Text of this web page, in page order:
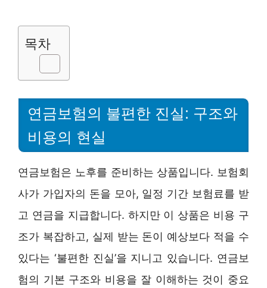
목차
연금보험의 불편한 진실: 구조와
비용의 현실
연금보험은 노후를 준비하는 상품입니다. 보험회
사가 가입자의 돈을 모아, 일정 기간 보험료를 받
고 연금을 지급합니다. 하지만 이 상품은 비용 구
조가 복잡하고, 실제 받는 돈이 예상보다 적을 수
있다는 ‘불편한 진실’을 지니고 있습니다. 연금보
험의 기본 구조와 비용을 잘 이해하는 것이 중요